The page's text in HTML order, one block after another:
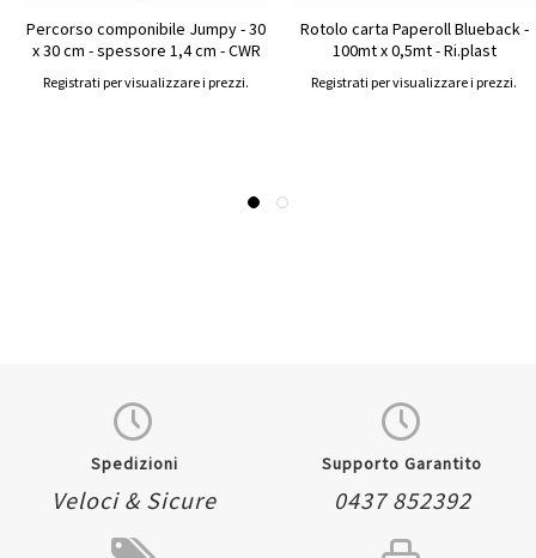
Percorso componibile Jumpy - 30
x 30 cm - spessore 1,4 cm - CWR
Registrati per visualizzare i prezzi.
Rotolo carta Paperoll Blueback -
100mt x 0,5mt - Ri.plast
Registrati per visualizzare i prezzi.
Spedizioni
Veloci & Sicure
Supporto Garantito
0437 852392